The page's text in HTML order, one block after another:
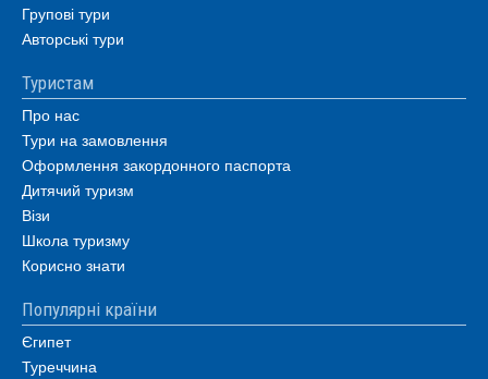
Групові тури
Авторські тури
Туристам
Про нас
Тури на замовлення
Оформлення закордонного паспорта
Дитячий туризм
Візи
Школа туризму
Корисно знати
Популярні країни
Єгипет
Туреччина